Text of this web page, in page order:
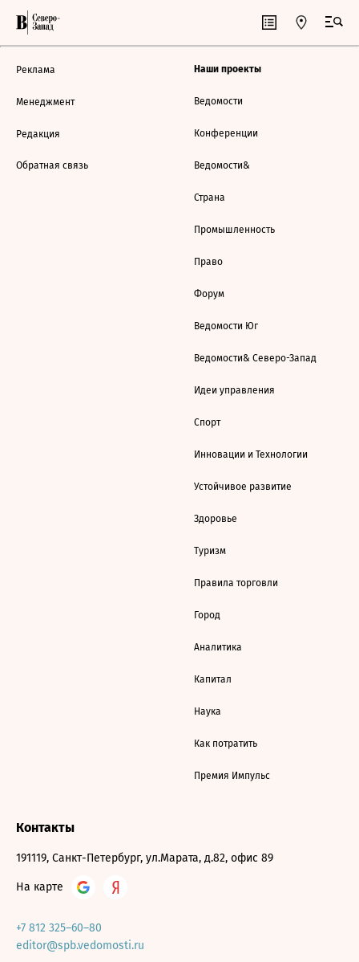
Реклама
Менеджмент
Редакция
Обратная связь
Наши проекты
Ведомости
Конференции
Ведомости&
Страна
Промышленность
Право
Форум
Ведомости Юг
Ведомости& Северо-Запад
Идеи управления
Спорт
Инновации и Технологии
Устойчивое развитие
Здоровье
Туризм
Правила торговли
Город
Аналитика
Капитал
Наука
Как потратить
Премия Импульс
Контакты
191119, Санкт-Петербург, ул.Марата, д.82, офис 89
На карте
+7 812 325–60–80
editor@spb.vedomosti.ru